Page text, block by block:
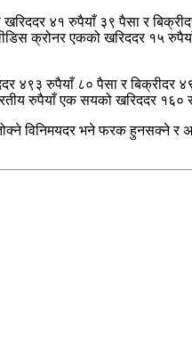
४१ रुपैयाँ ३९ पैसा र
क्रोनर एकको खरिददर १५
रुपैयाँ ८० पैसा र बिक्रीदर
रुपैयाँ एक सयको खरिददर १६०
विनिमयदर भने फरक हुनसक्ने र